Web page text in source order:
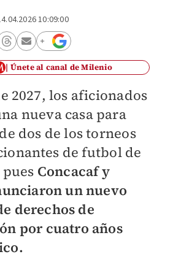
10:09:00
Únete al canal de Milenio
2027, los aficionados
nueva casa para
dos de los torneos
de futbol de
Concacaf y
un nuevo
derechos de
por cuatro años